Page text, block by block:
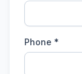
Phone *